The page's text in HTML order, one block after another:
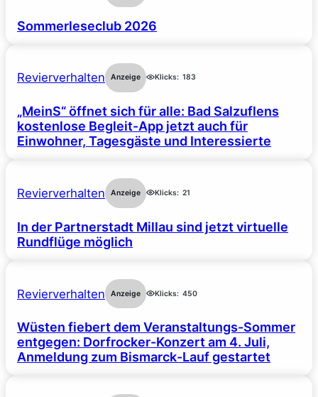
Sommerleseclub 2026
Revierverhalten Anzeige Klicks: 183
„MeinS“ öffnet sich für alle: Bad Salzuflens
kostenlose Begleit-App jetzt auch für
Einwohner, Tagesgäste und Interessierte
Revierverhalten Anzeige Klicks: 21
In der Partnerstadt Millau sind jetzt virtuelle
Rundflüge möglich
Revierverhalten Anzeige Klicks: 450
Wüsten fiebert dem Veranstaltungs-Sommer
entgegen: Dorfrocker-Konzert am 4. Juli,
Anmeldung zum Bismarck-Lauf gestartet